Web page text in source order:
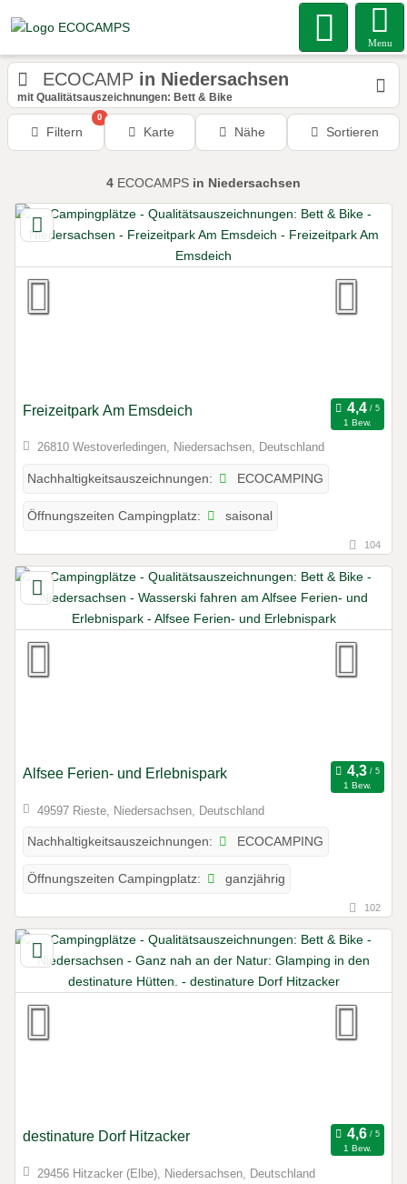
Menu
ECOCAMP in Niedersachsen
mit Qualitätsauszeichnungen: Bett & Bike
Filtern
0
Karte Nähe Sortieren
4 ECOCAMPS in Niedersachsen
Freizeitpark Am Emsdeich
1 Bew.
26810 Westoverledingen, Niedersachsen, Deutschland
Nachhaltigkeitsauszeichnungen: ECOCAMPING
Öffnungszeiten Campingplatz: saisonal
104
Alfsee Ferien- und Erlebnispark
1 Bew.
49597 Rieste, Niedersachsen, Deutschland
Nachhaltigkeitsauszeichnungen: ECOCAMPING
Öffnungszeiten Campingplatz: ganzjährig
102
destinature Dorf Hitzacker
1 Bew.
29456 Hitzacker (Elbe), Niedersachsen, Deutschland